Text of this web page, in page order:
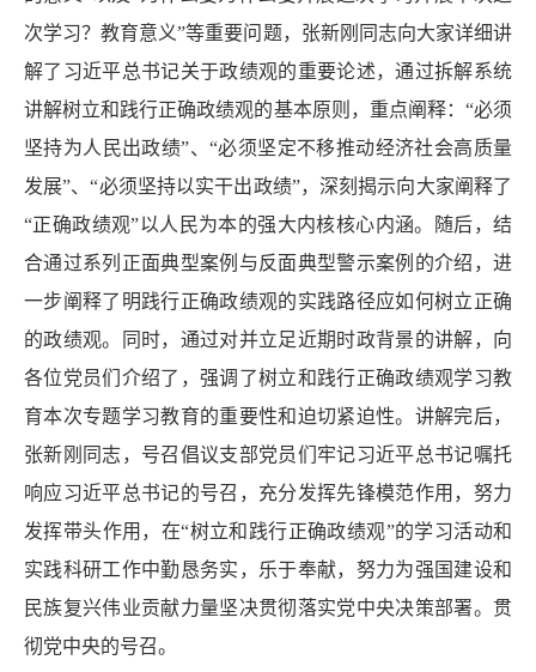
次学习？教育意义”等重要问题，张新刚同志向大家详细讲
解了习近平总书记关于政绩观的重要论述，通过拆解系统
讲解树立和践行正确政绩观的基本原则，重点阐释：“必须
坚持为人民出政绩”、“必须坚定不移推动经济社会高质量
发展”、“必须坚持以实干出政绩”，深刻揭示向大家阐释了
“正确政绩观”以人民为本的强大内核核心内涵。随后，结
合通过系列正面典型案例与反面典型警示案例的介绍，进
一步阐释了明践行正确政绩观的实践路径应如何树立正确
的政绩观。同时，通过对并立足近期时政背景的讲解，向
各位党员们介绍了，强调了树立和践行正确政绩观学习教
育本次专题学习教育的重要性和迫切紧迫性。讲解完后，
张新刚同志，号召倡议支部党员们牢记习近平总书记嘱托
响应习近平总书记的号召，充分发挥先锋模范作用，努力
发挥带头作用，在“树立和践行正确政绩观”的学习活动和
实践科研工作中勤恳务实，乐于奉献，努力为强国建设和
民族复兴伟业贡献力量坚决贯彻落实党中央决策部署。贯
彻党中央的号召。